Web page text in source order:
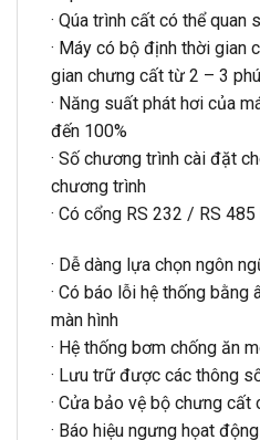
· Qúa trình cất có thể
· Máy có bộ định thời gian
gian chưng cất từ 2 – 3
· Năng suất phát hơi của
đến 100%
· Số chương trình cài đặt
chương trình
· Có cổng RS 232 / RS
· Dễ dàng lựa chọn ngôn
· Có báo lỗi hệ thống bằng
màn hình
· Hệ thống bơm chống ăn
· Lưu trữ được các thông
· Cửa bảo vệ bộ chưng cất
· Báo hiệu ngưng họat